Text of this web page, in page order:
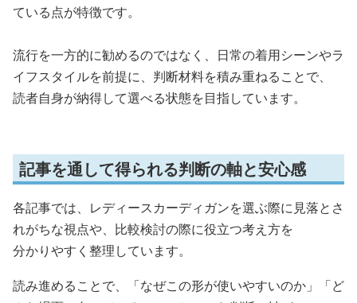
ている点が特徴です。
流行を一方的に勧めるのではなく、日常の着用シーンやラ
イフスタイルを前提に、判断材料を積み重ねることで、
読者自身が納得して選べる状態を目指しています。
記事を通して得られる判断の軸と安心感
各記事では、レディースカーディガンを選ぶ際に見落とさ
れがちな視点や、比較検討の際に役立つ考え方を
分かりやすく整理しています。
読み進めることで、「なぜこの形が使いやすいのか」「ど